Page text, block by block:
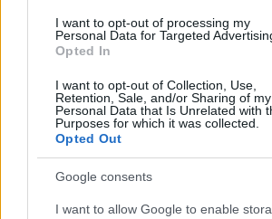
I want to opt-out of processing my
Personal Data for Targeted
Opted In
I want to opt-out of Collection, Use,
Retention, Sale, and/or Sharing of my
Personal Data that Is Unrelated with
Purposes for which it was collected.
Opted Out
Google consents
I want to allow Google to enable